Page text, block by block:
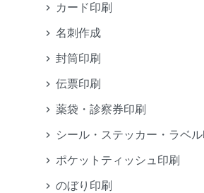
カード印刷
名刺作成
封筒印刷
伝票印刷
薬袋・診察券印刷
シール・ステッカー・ラベ
ポケットティッシュ印刷
のぼり印刷